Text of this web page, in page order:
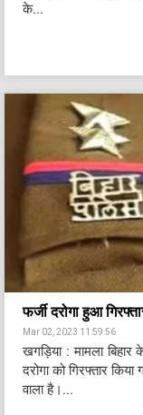
के...
फर्जी दरोगा हुआ
Mar 02, 2023 11:59:56
खगड़िया : मामला
दरोगा को गिरफ्तार
वाला है।...